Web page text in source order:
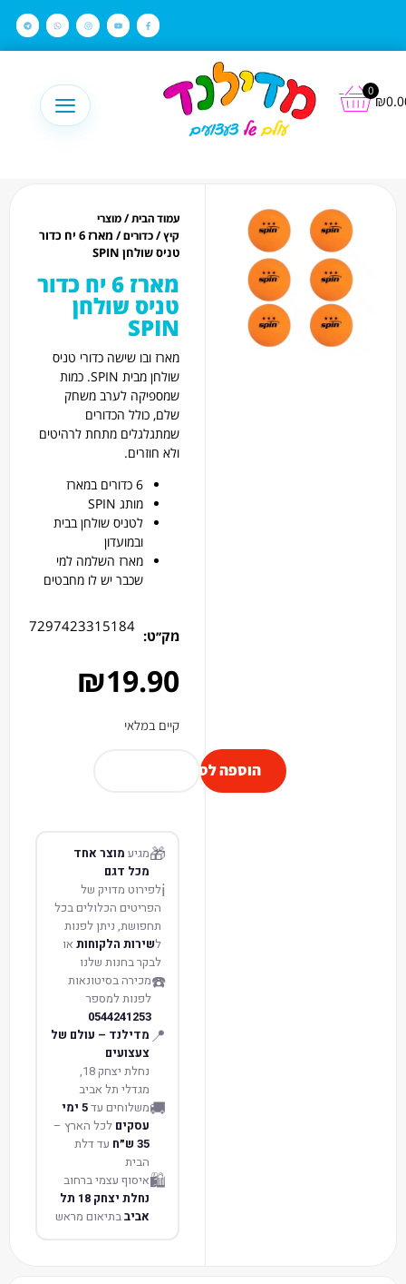
₪
0
עמוד הבית/מוצרי
קיץ/כדורים
/ מארז 6 יח כדור
טניס שולחן SPIN
מארז 6 יח כדור
טניס שולחן
SPIN
מארז ובו שישה כדורי טניס
שולחן מבית SPIN. כמות
שמספיקה לערב משחק
שלם, כולל הכדורים
שמתגלגלים מתחת לרהיטים
ולא חוזרים.
6 כדורים במארז
מותג SPIN
לטניס שולחן בבית
ובמועדון
מארז השלמה למי
שכבר יש לו מחבטים
מק׳׳ט:
7297423315184
₪19.90
קיים במלאי
הוספה לסל
🎁מגיע מוצר אחד
מכל דגם
ℹ️לפירוט מדויק של
הפריטים הכלולים בכל
תחפושת, ניתן לפנות
לשירות הלקוחות או
לבקר בחנות שלנו
☎️מכירה בסיטונאות
לפנות למספר
0544241253
📍 מדילנד – עולם של
צעצועים
נחלת יצחק 18,
מגדלי תל אביב
🚚משלוחים עד 5 ימי
עסקים לכל הארץ –
35 ש״ח
עד דלת
הבית
🛍️איסוף עצמי ברחוב
נחלת יצחק 18 תל
אביבבתיאום מראש